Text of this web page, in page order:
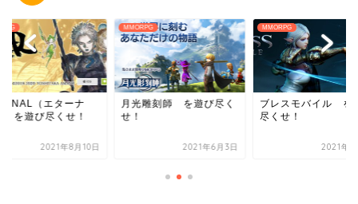
MMORPG
月光雕刻師 を遊び尽く
せ！
2021年6月3日
MMORPG
ブレスモバイル を遊び
2021年5月5日
MMORPG
ETERNAL（
ル） を遊び